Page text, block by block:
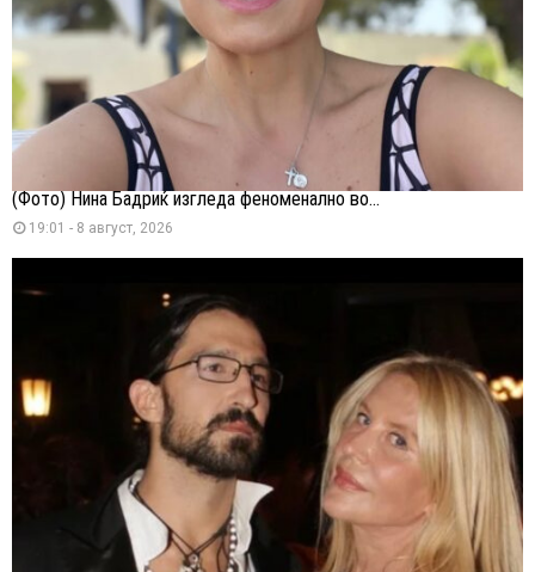
(Фото) Нина Бадриќ изгледа феноменално во...
19:01 - 8 август, 2026